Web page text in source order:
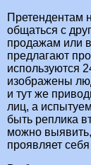
Претендентам
общаться с
продажам или
предлагают
используются
изображены
и тут же
лиц, а
быть реплика
можно выявить,
проявляет